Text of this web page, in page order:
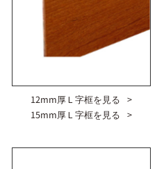
12mm厚Ｌ字框を見る
15mm厚Ｌ字框を見る